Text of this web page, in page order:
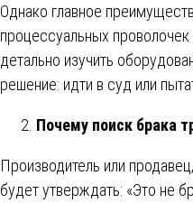
Однако главное
процессуальных проволочек
детально изучить
решение: идти в суд или
Почему поиск брака
Производитель или
будет утверждать: «Это не